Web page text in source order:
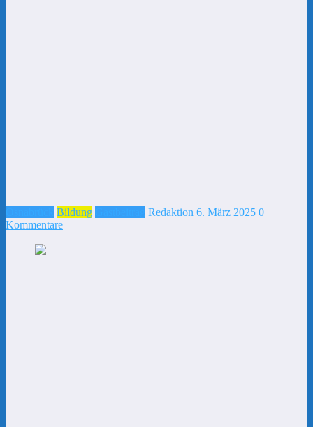
Bildung Redaktion 6. März 2025 0
Kommentare